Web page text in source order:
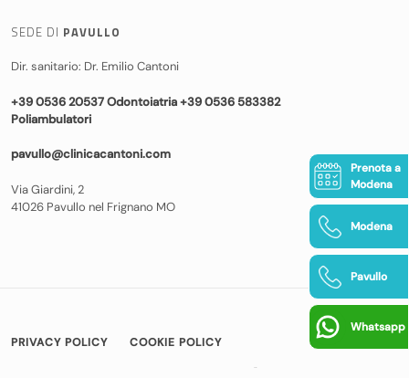
Prenota a
Modena
Modena
Pavullo
Whatsapp
SEDE DI PAVULLO
Dir. sanitario: Dr. Emilio Cantoni
+39 0536 20537 Odontoiatria +39 0536 583382
Poliambulatori
pavullo@clinicacantoni.com
Via Giardini, 2
41026 Pavullo nel Frignano MO
PRIVACY POLICY COOKIE POLICY